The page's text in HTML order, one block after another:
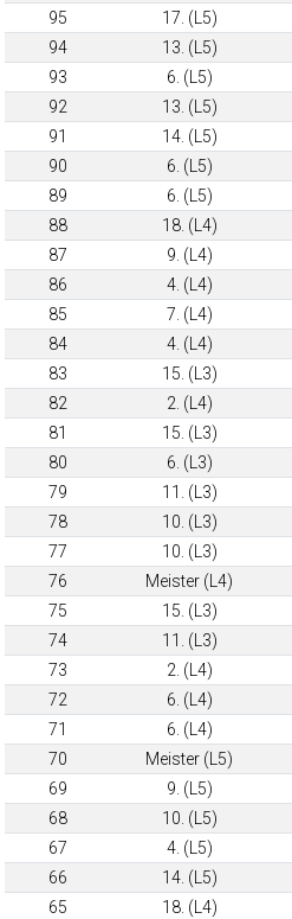
95 17. (L5)
94
13. (L5)
93
6. (L5)
92
13. (L5)
91
14. (L5)
90
6. (L5)
89
6. (L5)
88
18. (L4)
87
9. (L4)
86
4. (L4)
85
7. (L4)
84
4. (L4)
83
15. (L3)
82
2. (L4)
81
15. (L3)
80
6. (L3)
79
11. (L3)
78
10. (L3)
77
10. (L3)
76
Meister (L4)
75
15. (L3)
74
11. (L3)
73
2. (L4)
72
6. (L4)
71
6. (L4)
70
Meister (L5)
69
9. (L5)
68
10. (L5)
67
4. (L5)
66
14. (L5)
65
18. (L4)